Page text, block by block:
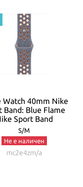
Watch 40mm Nike
Band: Blue Flame
Sport Band
S/M
Не е наличен
mc2e4zm/a